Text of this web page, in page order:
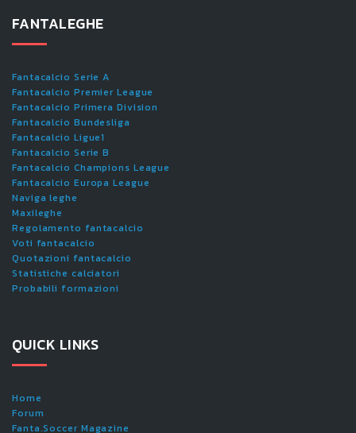
FANTALEGHE
Fantacalcio Serie A
Fantacalcio Premier League
Fantacalcio Primera Division
Fantacalcio Bundesliga
Fantacalcio Ligue1
Fantacalcio Serie B
Fantacalcio Champions League
Fantacalcio Europa League
Naviga leghe
Maxileghe
Regolamento fantacalcio
Voti fantacalcio
Quotazioni fantacalcio
Statistiche calciatori
Probabili formazioni
QUICK LINKS
Home
Forum
Fanta.Soccer Magazine